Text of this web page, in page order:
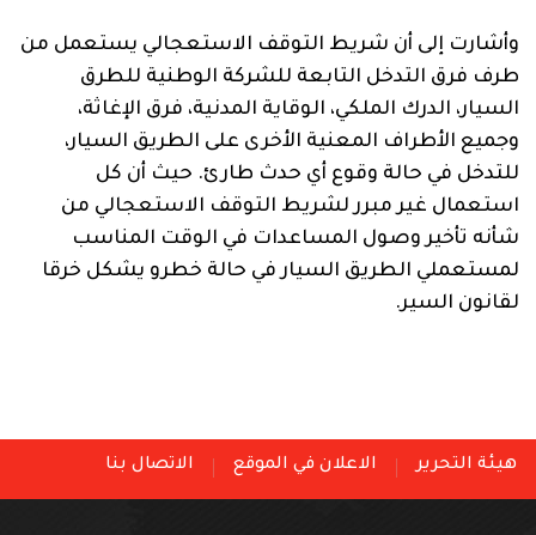
وأشارت إلى أن شريط التوقف الاستعجالي يستعمل من
طرف فرق التدخل التابعة للشركة الوطنية للطرق
السيار، الدرك الملكي، الوقاية المدنية، فرق الإغاثة،
وجميع الأطراف المعنية الأخرى على الطريق السيار،
للتدخل في حالة وقوع أي حدث طارئ. حيث أن كل
استعمال غير مبرر لشريط التوقف الاستعجالي من
شأنه تأخير وصول المساعدات في الوقت المناسب
لمستعملي الطريق السيار في حالة خطرو يشكل خرقا
لقانون السير.
هيئة التحرير الاعلان في الموقع الاتصال بنا